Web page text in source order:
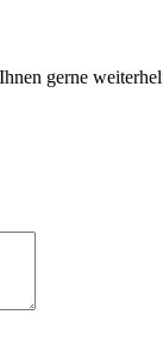
gerne